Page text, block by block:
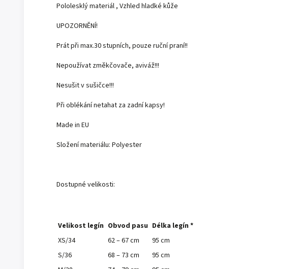
Pololesklý materiál , Vzhled hladké kůže
UPOZORNĚNÍ!
Prát při max.30 stupních, pouze ruční praní!!
Nepoužívat změkčovače, aviváž!!!
Nesušit v sušičce!!!
Při oblékání netahat za zadní kapsy!
Made in EU
Složení materiálu: Polyester
Dostupné velikosti:
Velikost legín Obvod pasu Délka legín *
XS/34
62 – 67 cm
95 cm
S/36
68 – 73 cm
95 cm